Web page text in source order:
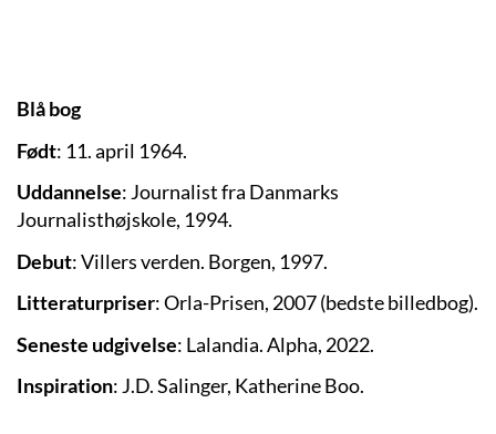
Blå bog
Født: 11. april 1964.
Uddannelse: Journalist fra Danmarks
Journalisthøjskole, 1994.
Debut: Villers verden. Borgen, 1997.
Litteraturpriser: Orla-Prisen, 2007 (bedste billedbog).
Seneste udgivelse: Lalandia. Alpha, 2022.
Inspiration: J.D. Salinger, Katherine Boo.